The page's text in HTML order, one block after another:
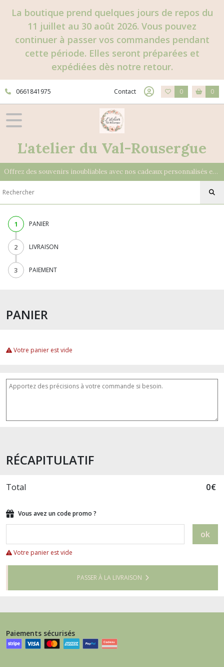
La boutique prend quelques jours de repos du
11 juillet au 30 août 2026. Vous pouvez
continuer à passer vos commandes pendant
cette période. Elles seront préparées et
expédiées dès notre retour.
0661841975 Contact 0 0
L'atelier du Val-Rousergue
Offrez des souvenirs inoubliables avec nos cadeaux personnalisés et uniques
1 PANIER
2 LIVRAISON
3 PAIEMENT
PANIER
Votre panier est vide
RÉCAPITULATIF
Total 0€
Vous avez un code promo ?
ok
Votre panier est vide
PASSER À LA LIVRAISON
Paiements sécurisés